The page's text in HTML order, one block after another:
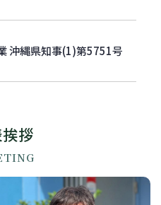
沖縄県知事(1)第5751号
拶